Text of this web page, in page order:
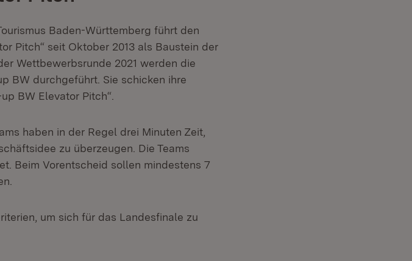
Baden-Württemberg führt den
Pitch“ seit Oktober 2013 als Baustein der
Wettbewerbsrunde 2021 werden die
BW durchgeführt. Sie schicken ihre
BW Elevator Pitch“.
haben in der Regel drei Minuten Zeit,
zu überzeugen. Die Teams
Beim Vorentscheid sollen mindestens 7
um sich für das Landesfinale zu